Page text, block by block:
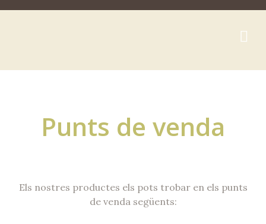
Punts de venda
Els nostres productes els pots trobar en els punts
de venda següents: